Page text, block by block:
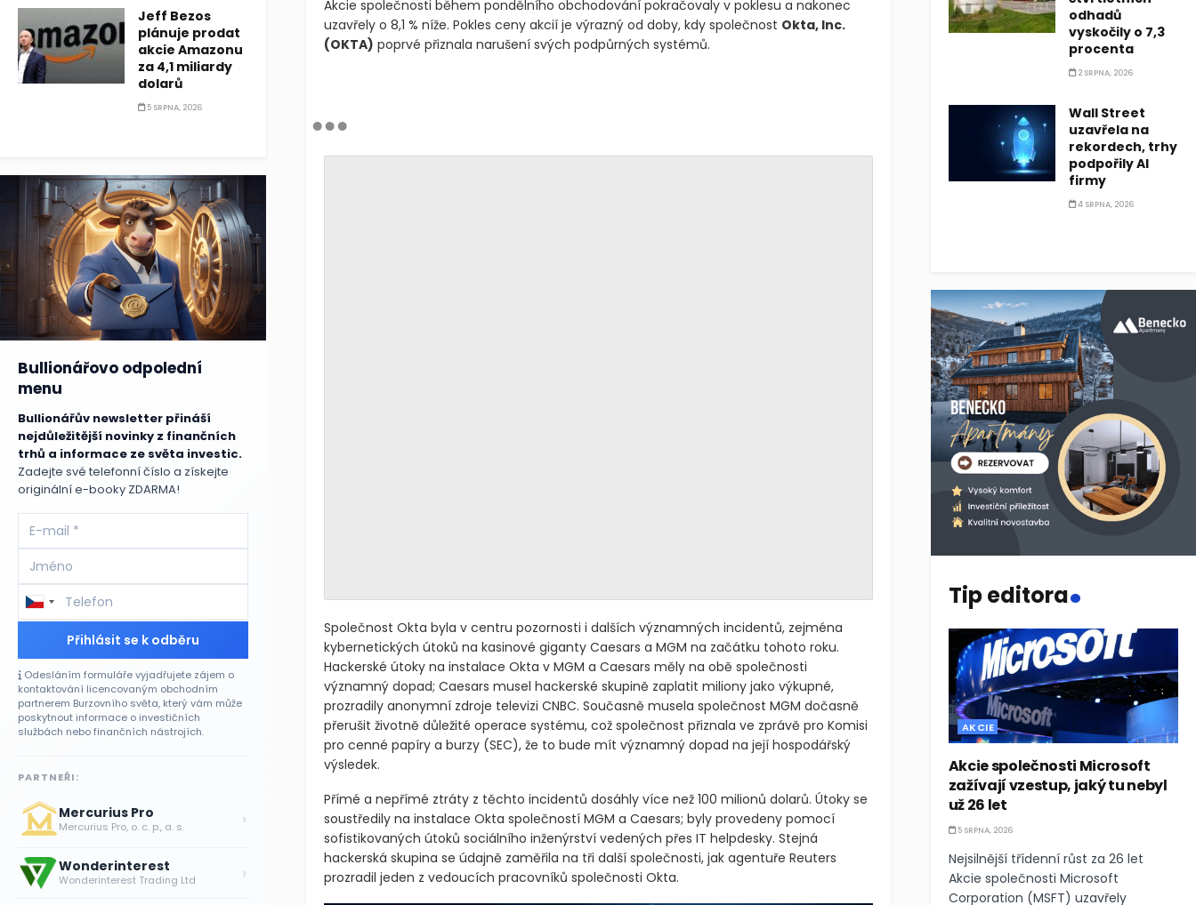
Akcie společnosti během pondělního obchodování pokračovaly v poklesu a nakonec
uzavřely o 8,1 % níže. Pokles ceny akcií je výrazný od doby, kdy společnost Okta, Inc.
(OKTA) poprvé přiznala narušení svých podpůrných systémů.
Společnost Okta byla v centru pozornosti i dalších významných incidentů, zejména
kybernetických útoků na kasinové giganty Caesars a MGM na začátku tohoto roku.
Hackerské útoky na instalace Okta v MGM a Caesars měly na obě společnosti
významný dopad; Caesars musel hackerské skupině zaplatit miliony jako výkupné,
prozradily anonymní zdroje televizi CNBC. Současně musela společnost MGM dočasně
přerušit životně důležité operace systému, což společnost přiznala ve zprávě pro Komisi
pro cenné papíry a burzy (SEC), že to bude mít významný dopad na její hospodářský
výsledek.
Přímé a nepřímé ztráty z těchto incidentů dosáhly více než 100 milionů dolarů. Útoky se
soustředily na instalace Okta společností MGM a Caesars; byly provedeny pomocí
sofistikovaných útoků sociálního inženýrství vedených přes IT helpdesky. Stejná
hackerská skupina se údajně zaměřila na tři další společnosti, jak agentuře Reuters
prozradil jeden z vedoucích pracovníků společnosti Okta.
Jeff Bezos
plánuje prodat
akcie Amazonu
za 4,1 miliardy
dolarů
5 SRPNA, 2026
Bullionářovo odpolední
menu
Bullionářův newsletter přináší
nejdůležitější novinky z finančních
trhů a informace ze světa investic.
Zadejte své telefonní číslo a získejte
originální e-booky ZDARMA!
Přihlásit se k odběru
Odesláním formuláře vyjadřujete zájem o
kontaktování licencovaným obchodním
partnerem Burzovního světa, který vám může
poskytnout informace o investičních
službách nebo finančních nástrojích.
PARTNEŘI:
Mercurius Pro
Mercurius Pro, o. c. p., a. s. ›
Wonderinterest
Wonderinterest Trading Ltd ›
odhadů
vyskočily o 7,3
procenta
2 SRPNA, 2026
Wall Street
uzavřela na
rekordech, trhy
podpořily AI
firmy
4 SRPNA, 2026
Tip editora.
AKCIE
Akcie společnosti Microsoft
zažívají vzestup, jaký tu nebyl
už 26 let
5 SRPNA, 2026
Nejsilnější třídenní růst za 26 let
Akcie společnosti Microsoft
Corporation (MSFT) uzavřely